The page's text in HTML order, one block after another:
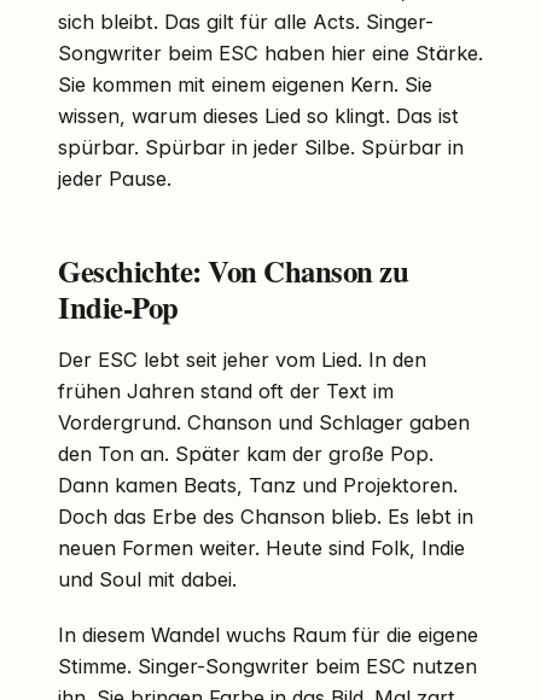
sich bleibt. Das gilt für alle Acts. Singer-
Songwriter beim ESC haben hier eine Stärke.
Sie kommen mit einem eigenen Kern. Sie
wissen, warum dieses Lied so klingt. Das ist
spürbar. Spürbar in jeder Silbe. Spürbar in
jeder Pause.
Geschichte: Von Chanson zu
Indie-Pop
Der ESC lebt seit jeher vom Lied. In den
frühen Jahren stand oft der Text im
Vordergrund. Chanson und Schlager gaben
den Ton an. Später kam der große Pop.
Dann kamen Beats, Tanz und Projektoren.
Doch das Erbe des Chanson blieb. Es lebt in
neuen Formen weiter. Heute sind Folk, Indie
und Soul mit dabei.
In diesem Wandel wuchs Raum für die eigene
Stimme. Singer-Songwriter beim ESC nutzen